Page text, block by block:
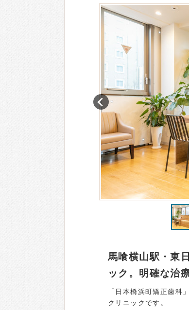
馬喰横山駅・東
ック。明確な治
「日本橋浜町矯正歯科
クリニックです。